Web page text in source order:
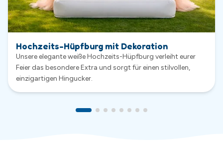
Warum uns wählen?
Sauber & Sicher
werden nach jeder Vermietung gründlich gereinigt,